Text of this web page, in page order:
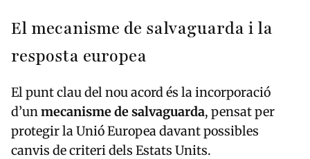
El mecanisme de salvaguarda i la
resposta europea
El punt clau del nou acord és la incorporació
d’un mecanisme de salvaguarda, pensat per
protegir la Unió Europea davant possibles
canvis de criteri dels Estats Units.